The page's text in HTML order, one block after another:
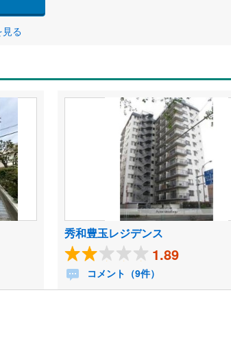
る
秀和豊玉レジデンス
1.89
コメント（9件）